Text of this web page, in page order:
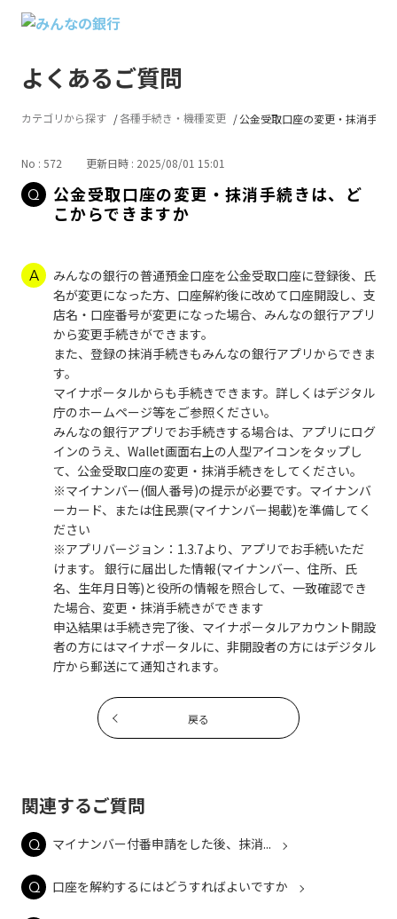
よくあるご質問
カテゴリから探す 各種手続き・機種変更 公金受取口座の変更・抹消手続
No : 572 更新日時 : 2025/08/01 15:01
公金受取口座の変更・抹消手続きは、ど
こからできますか
みんなの銀行の普通預金口座を公金受取口座に登録後、氏
名が変更になった方、口座解約後に改めて口座開設し、支
店名・口座番号が変更になった場合、みんなの銀行アプリ
から変更手続きができます。
また、登録の抹消手続きもみんなの銀行アプリからできま
す。
マイナポータルからも手続きできます。詳しくはデジタル
庁のホームページ等をご参照ください。
みんなの銀行アプリでお手続きする場合は、アプリにログ
インのうえ、Wallet画面右上の人型アイコンをタップし
て、公金受取口座の変更・抹消手続きをしてください。
※マイナンバー(個人番号)の提示が必要です。マイナンバ
ーカード、または住民票(マイナンバー掲載)を準備してく
ださい
※アプリバージョン：1.3.7より、アプリでお手続いただ
けます。 銀行に届出した情報(マイナンバー、住所、氏
名、生年月日等)と役所の情報を照合して、一致確認でき
た場合、変更・抹消手続きができます
申込結果は手続き完了後、マイナポータルアカウント開設
者の方にはマイナポータルに、非開設者の方にはデジタル
庁から郵送にて通知されます。
戻る
関連するご質問
マイナンバー付番申請をした後、抹消...
口座を解約するにはどうすればよいですか